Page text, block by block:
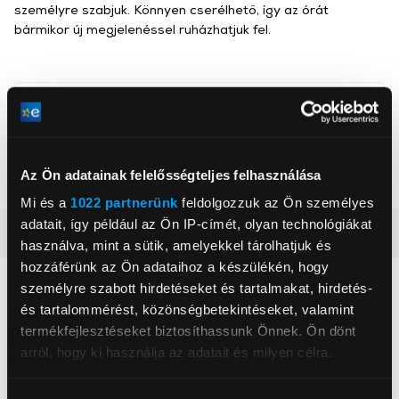
Az Ön adatainak felelősségteljes felhasználása
Mi és a 1022 partnerünk feldolgozzuk az Ön személyes
adatait, így például az Ön IP-címét, olyan technológiákat
használva, mint a sütik, amelyekkel tárolhatjuk és
hozzáférünk az Ön adataihoz a készülékén, hogy
személyre szabott hirdetéseket és tartalmakat, hirdetés-
és tartalommérést, közönségbetekintéseket, valamint
termékfejlesztéseket biztosíthassunk Önnek. Ön dönt
arról, hogy ki használja az adatait és milyen célra.
Gigapack
Szín Sötétkék
személyre szabjuk. Könnyen cserélhető, így az órát
bármikor új megjelenéssel ruházhatjuk fel.
Részletes ismertető
Neked ajánljuk